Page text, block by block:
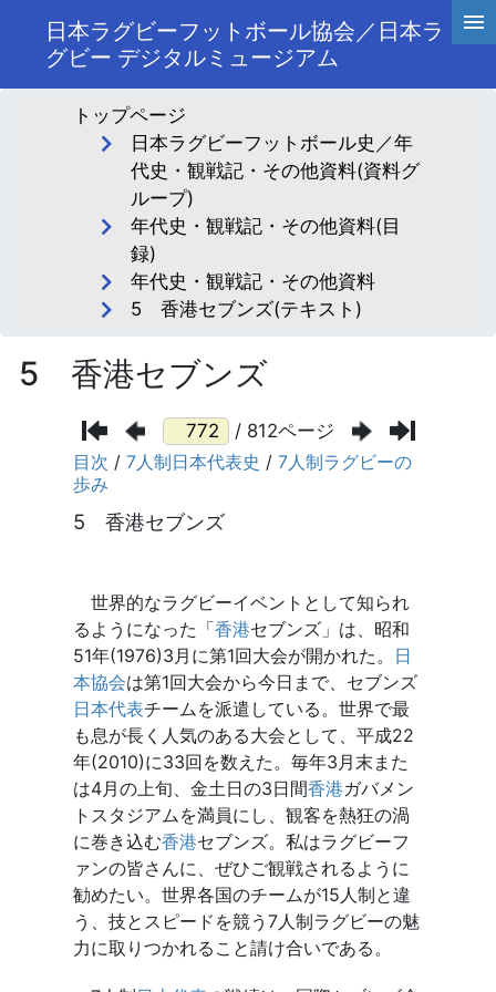
日本ラグビーフットボール協会／日本ラ
グビー デジタルミュージアム
トップページ
日本ラグビーフットボール史／年
代史・観戦記・その他資料(資料グ
ループ)
年代史・観戦記・その他資料(目
録)
年代史・観戦記・その他資料
5 香港セブンズ(テキスト)
5 香港セブンズ
/ 812ページ